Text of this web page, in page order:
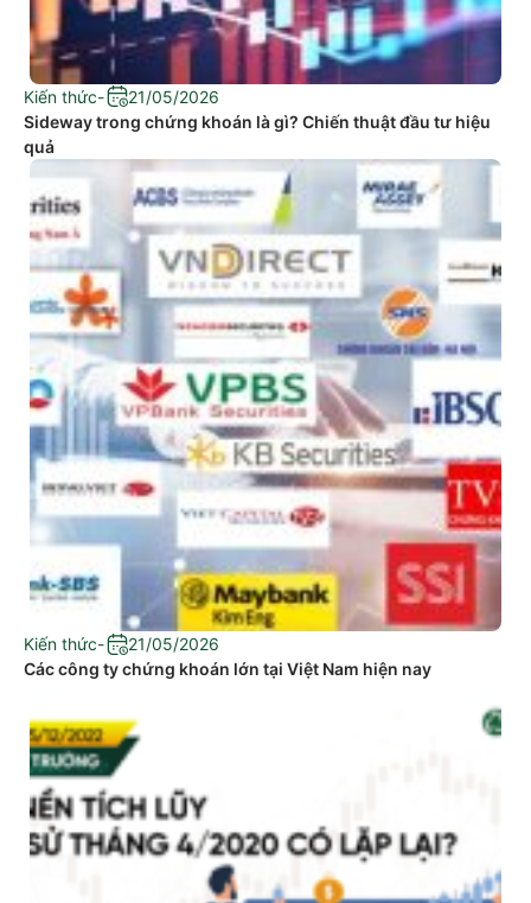
Kiến thức-
21/05/2026
Sideway trong chứng khoán là gì? Chiến thuật đầu tư hiệu
quả
Kiến thức-
21/05/2026
Các công ty chứng khoán lớn tại Việt Nam hiện nay